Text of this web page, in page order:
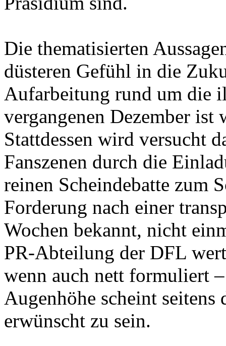
Die thematisierten
düsteren Gefühl in die
Aufarbeitung rund um die
vergangenen Dezember
Stattdessen wird versucht
Fanszenen durch die
reinen Scheindebatte zum
Forderung nach einer
Wochen bekannt, nicht
PR-Abteilung der DFL
wenn auch nett formuliert
Augenhöhe scheint
erwünscht zu sein.